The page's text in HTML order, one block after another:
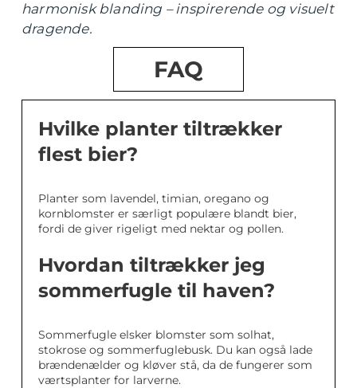
harmonisk blanding – inspirerende og visuelt
dragende.
FAQ
Hvilke planter tiltrækker
flest bier?
Planter som lavendel, timian, oregano og
kornblomster er særligt populære blandt bier,
fordi de giver rigeligt med nektar og pollen.
Hvordan tiltrækker jeg
sommerfugle til haven?
Sommerfugle elsker blomster som solhat,
stokrose og sommerfuglebusk. Du kan også lade
brændenælder og kløver stå, da de fungerer som
værtsplanter for larverne.